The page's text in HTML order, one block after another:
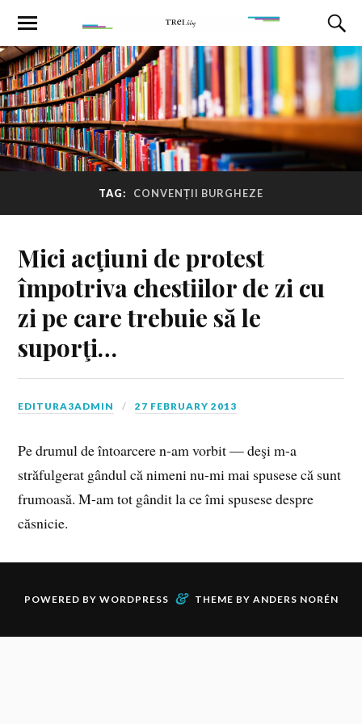
TAG: CONVENȚII BURGHEZE
Mici acţiuni de protest
împotriva chestiilor de zi cu
zi pe care trebuie să le
suporţi…
EDITURA3ADMIN 27 FEBRUARY 2013
Pe drumul de întoarcere n-am vorbit — deşi m-a
străfulgerat gândul că nimeni nu-mi mai spusese că sunt
frumoasă. M-am tot gândit la ce îmi spusese despre
căsnicie.
POWERED BY WORDPRESS & THEME BY ANDERS NORÉN